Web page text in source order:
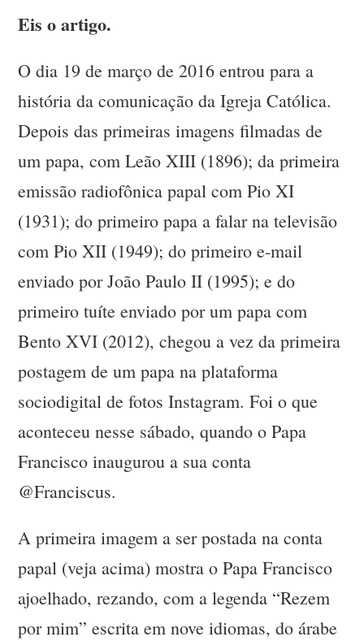
Eis o artigo.
O dia 19 de março de 2016 entrou para a
história da comunicação da Igreja Católica.
Depois das primeiras imagens filmadas de
um papa, com Leão XIII (1896); da primeira
emissão radiofônica papal com Pio XI
(1931); do primeiro papa a falar na televisão
com Pio XII (1949); do primeiro e-mail
enviado por João Paulo II (1995); e do
primeiro tuíte enviado por um papa com
Bento XVI (2012), chegou a vez da primeira
postagem de um papa na plataforma
sociodigital de fotos Instagram. Foi o que
aconteceu nesse sábado, quando o Papa
Francisco inaugurou a sua conta
@Franciscus.
A primeira imagem a ser postada na conta
papal (veja acima) mostra o Papa Francisco
ajoelhado, rezando, com a legenda “Rezem
por mim” escrita em nove idiomas, do árabe